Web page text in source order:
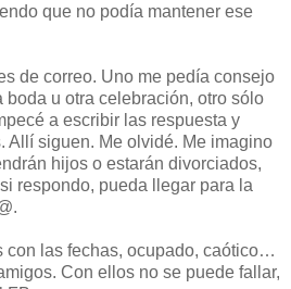
que no podía mantener ese
de correo. Uno me pedía consejo
boda u otra celebración, otro sólo
a escribir las respuesta y
Allí siguen. Me olvidé. Me imagino
hijos o estarán divorciados,
respondo, pueda llegar para la
con las fechas, ocupado, caótico…
Con ellos no se puede fallar,